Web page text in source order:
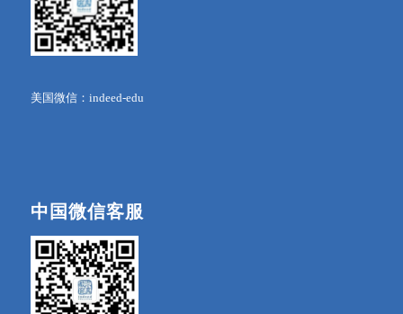
美国微信：indeed-edu
中国微信客服